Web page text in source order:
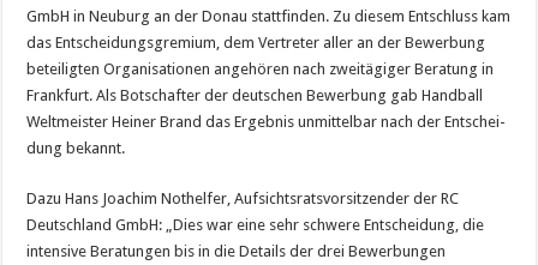
GmbH in Neuburg an der Donau stattfinden. Zu diesem Entschluss kam
das Entscheidungsgremium, dem Vertreter aller an der Bewerbung
beteiligten Organisationen angehören nach zweitägiger Beratung in
Frankfurt. Als Botschafter der deutschen Bewerbung gab Handball
Weltmeister Heiner Brand das Ergebnis unmittelbar nach der Entschei­
dung bekannt.
Dazu Hans Joachim Nothelfer, Aufsichtsratsvorsitzender der RC
Deutschland GmbH: „Dies war eine sehr schwere Entscheidung, die
intensive Beratungen bis in die Details der drei Bewerbungen